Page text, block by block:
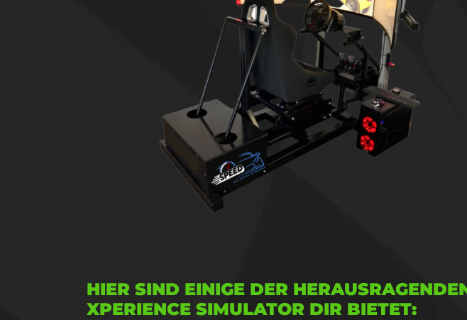
HIER SIND EINIGE DER
XPERIENCE SIMULATOR DIR BIETET: